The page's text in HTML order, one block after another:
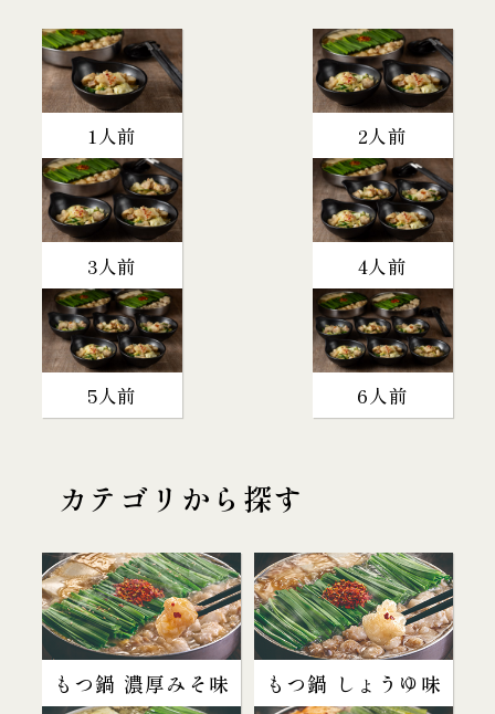
1人前 2人前
3人前 4人前
5人前 6人前
カテゴリから探す
もつ鍋 濃厚みそ味 もつ鍋 しょうゆ味